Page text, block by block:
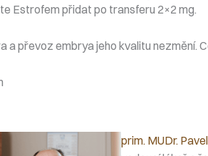
Estrofem přidat po transferu 2×2 mg.
a převoz embrya jeho kvalitu nezmění.
prim. MUDr.